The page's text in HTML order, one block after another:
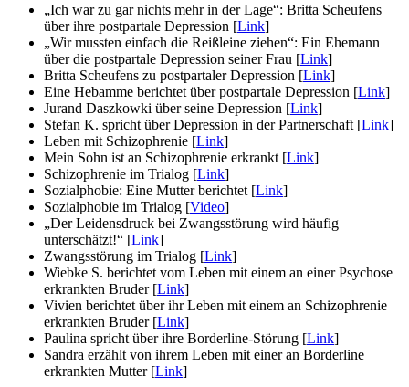
„Ich war zu gar nichts mehr in der Lage“: Britta Scheufens
über ihre postpartale Depression [Link]
„Wir mussten einfach die Reißleine ziehen“: Ein Ehemann
über die postpartale Depression seiner Frau [Link]
Britta Scheufens zu postpartaler Depression [Link]
Eine Hebamme berichtet über postpartale Depression [Link]
Jurand Daszkowki über seine Depression [Link]
Stefan K. spricht über Depression in der Partnerschaft [Link]
Leben mit Schizophrenie [Link]
Mein Sohn ist an Schizophrenie erkrankt [Link]
Schizophrenie im Trialog [Link]
Sozialphobie: Eine Mutter berichtet [Link]
Sozialphobie im Trialog [Video]
„Der Leidensdruck bei Zwangsstörung wird häufig
unterschätzt!“ [Link]
Zwangsstörung im Trialog [Link]
Wiebke S. berichtet vom Leben mit einem an einer Psychose
erkrankten Bruder [Link]
Vivien berichtet über ihr Leben mit einem an Schizophrenie
erkrankten Bruder [Link]
Paulina spricht über ihre Borderline-Störung [Link]
Sandra erzählt von ihrem Leben mit einer an Borderline
erkrankten Mutter [Link]